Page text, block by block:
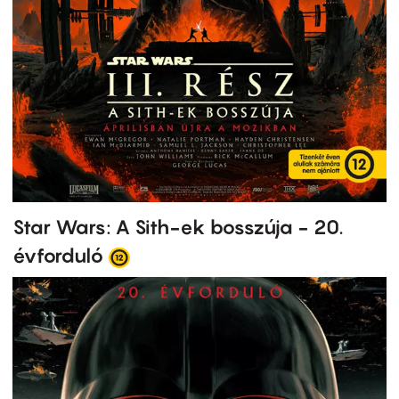
Star Wars: A Sith-ek bosszúja - 20.
évforduló